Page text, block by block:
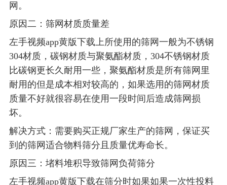
网。
原因二：筛网材质质量差
左手视频app黄版下载上所使用的筛网一般为不锈钢
304材质，碳钢材质与聚氨酯材质，304不锈钢材质
比碳钢更长久耐用一些，聚氨酯材质是所有筛网里
耐用的但是成本相对较高的，如果选用的筛网材质
质量不好就很容易在使用一段时间后造成筛网损
坏。
解决方式：需要购买正规厂家生产的筛网，保证买
到的筛网适合物料筛分且质量优寿命长。
原因三：堵料堆积导致筛网负荷筛分
左手视频app黄版下载在筛分时如果如果一次性投料